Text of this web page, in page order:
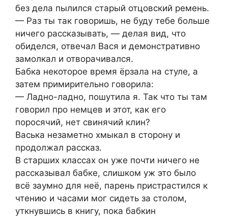
без дела пылился старый отцовский ремень.
— Раз ты так говоришь, не буду тебе больше
ничего рассказывать, — делая вид, что
обиделся, отвечал Вася и демонстративно
замолкал и отворачивался.
Бабка некоторое время ёрзала на стуле, а
затем примирительно говорила:
— Ладно-ладно, пошутила я. Так что ты там
говорил про немцев и этот, как его
поросячий, нет свинячий клин?
Васька незаметно хмыкал в сторону и
продолжал рассказ.
В старших классах он уже почти ничего не
рассказывал бабке, слишком уж это было
всё заумно для неё, парень пристрастился к
чтению и часами мог сидеть за столом,
уткнувшись в книгу, пока бабкин